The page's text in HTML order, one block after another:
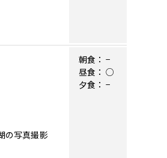
の写真撮影
朝食： −
昼食： ○
夕食： −